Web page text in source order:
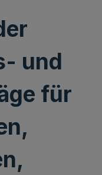
und
für